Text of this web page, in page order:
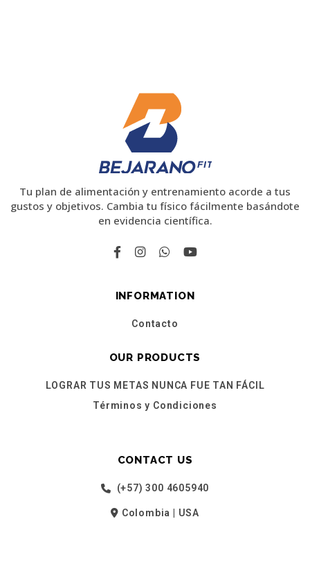
Tu plan de alimentación y entrenamiento acorde a tus
gustos y objetivos. Cambia tu físico fácilmente basándote
en evidencia científica.
INFORMATION
Contacto
OUR PRODUCTS
LOGRAR TUS METAS NUNCA FUE TAN FÁCIL
Términos y Condiciones
CONTACT US
(+57) 300 4605940
Colombia | USA